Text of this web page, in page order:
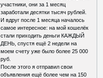
участники, они за 1 месяц
заработали десятки тысяч рублей.
И вдруг после 1 месяца началось
самое интересное: на мой кошелёк
стали приходить деньги КАЖДЫЙ
ДЕНЬ, спустя ещё 2 недели на
моем счету уже было более 25 000
руб.
После этого я отправил свои
объявления ещё более чем на 150